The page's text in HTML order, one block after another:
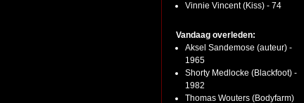
Vinnie Vincent (Kiss) - 74
Vandaag overleden:
Aksel Sandemose (auteur) -
1965
Shorty Medlocke (Blackfoot) -
1982
Thomas Wouters (Bodyfarm)